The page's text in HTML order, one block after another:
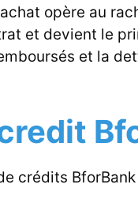
opère au
et devient le
et la
crédits